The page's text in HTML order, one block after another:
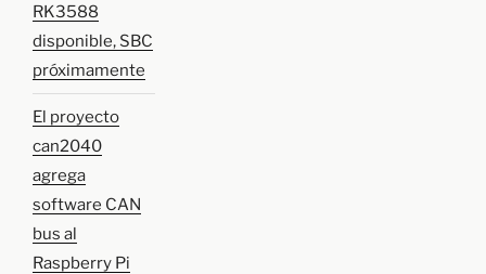
RK3588
disponible, SBC
próximamente
El proyecto
can2040
agrega
software CAN
bus al
Raspberry Pi